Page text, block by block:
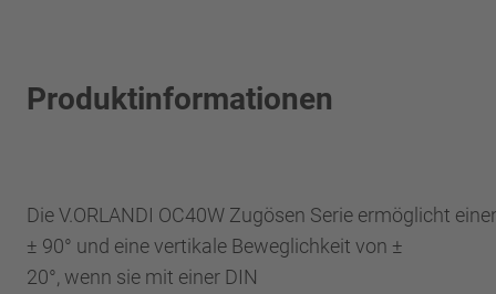
Produktinformationen
Die V.ORLANDI OC40W Zugösen Serie ermöglicht
± 90° und eine vertikale Beweglichkeit von ±
20°, wenn sie mit einer DIN